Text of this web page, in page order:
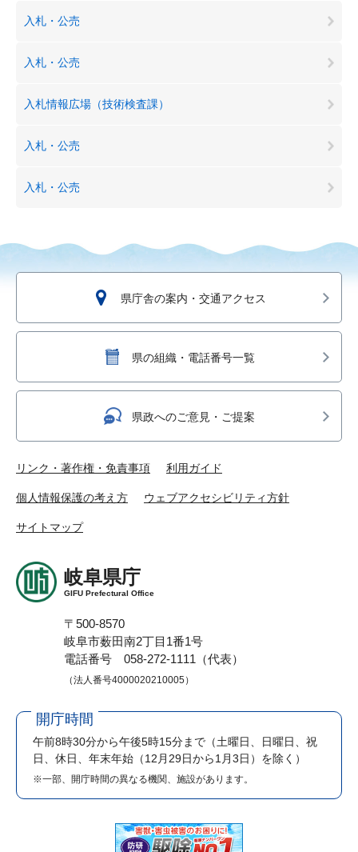
入札・公売
入札・公売
入札情報広場（技術検査課）
入札・公売
入札・公売
県庁舎の案内・交通アクセス
県の組織・電話番号一覧
県政へのご意見・ご提案
リンク・著作権・免責事項 利用ガイド
個人情報保護の考え方 ウェブアクセシビリティ方針
サイトマップ
岐阜県庁
GIFU Prefectural Office
〒500-8570
岐阜市薮田南2丁目1番1号
電話番号 058-272-1111（代表）
（法人番号4000020210005）
開庁時間
午前8時30分から午後5時15分まで （土曜日、日曜日、祝
日、休日、年末年始（12月29日から1月3日）を除く）
※一部、開庁時間の異なる機関、施設があります。